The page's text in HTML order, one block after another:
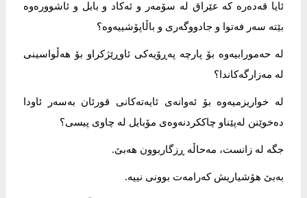
ئایا قەدەرە کە عێراق لە سۆمەر و ئەکاد و بابل و ئاشوورەوە
بێتە سەر فەتوا و جادووگەری و باڵاپۆشییەوە؟
لە حەمورابیەوە بۆ پارچە پەڕۆیەكی ئاوڕێژکراو بۆ ھەڵواسینی
لە مەزارگەکاندا؟
لە خواریزمیەوە بۆ ئەوانەی ئایەتەکانی قورئان بەسەر ئاودا
دەخوێنن لەپێناو چاککردنەوەی مۆبایل لە چاوی پیسی؟
جگە لە زانست، مەحاڵە ڕزگاربوون ھەبێ.
بەبێ هۆشیاریش کەرامەت بوونی نییە.